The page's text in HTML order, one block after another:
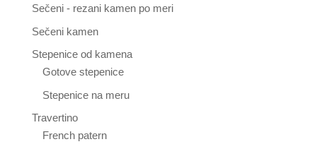
Sečeni - rezani kamen po meri
Sečeni kamen
Stepenice od kamena
Gotove stepenice
Stepenice na meru
Travertino
French patern